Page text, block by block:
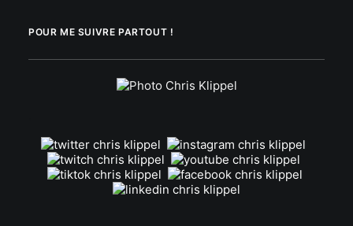
POUR ME SUIVRE PARTOUT !